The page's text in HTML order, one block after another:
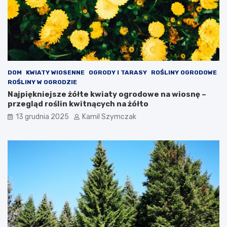
k
i
ę
e
:
c
o
w
a
r
t
w
z
i
e
ć
?
DOM KWIATY WIOSENNE OGRODY I TARASY
ROŚLINY OGRODOWE
ROŚLINY W OGRODZIE
Najpiękniejsze żółte kwiaty ogrodowe na wiosnę –
przegląd roślin kwitnących na żółto
13 grudnia 2025 Kamil Szymczak